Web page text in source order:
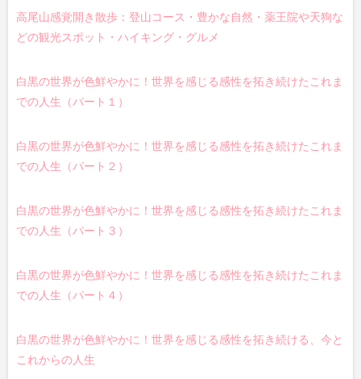
高尾山感覚開き散歩：登山コース・豊かな自然・薬王院や天狗な
どの観光スポット・ハイキング・グルメ
白黒の世界が色鮮やかに！世界を感じる感性を拓き続けたこれま
での人生（パート１）
白黒の世界が色鮮やかに！世界を感じる感性を拓き続けたこれま
での人生（パート２）
白黒の世界が色鮮やかに！世界を感じる感性を拓き続けたこれま
での人生（パート３）
白黒の世界が色鮮やかに！世界を感じる感性を拓き続けたこれま
での人生（パート４）
白黒の世界が色鮮やかに！世界を感じる感性を拓き続ける、今と
これからの人生